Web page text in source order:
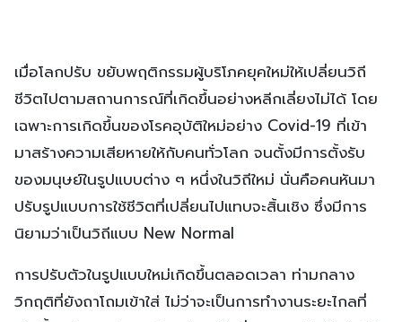
เมื่อโลกปรับ ขยับพฤติกรรมผู้บริโภคยุคใหม่ให้เปลี่ยนวิถี
ชีวิตไปตามสถานการณ์ที่เกิดขึ้นอย่างหลีกเลี่ยงไม่ได้ โดย
เฉพาะการเกิดขึ้นของโรคอุบัติใหม่อย่าง Covid-19 ที่เข้า
มาสร้างความเสียหายให้กับคนทั่วโลก จนตั้งมีการตั้งรับ
ของมนุษย์ในรูปแบบต่าง ๆ หนึ่งในวิถีใหม่ นั่นคือคนหันมา
ปรับรูปแบบการใช้ชีวิตที่เปลี่ยนไปแทบจะสิ้นเชิง ซึ่งมีการ
นิยามว่าเป็นวิถีแบบ New Normal
การปรับตัวในรูปแบบใหม่เกิดขึ้นตลอดเวลา ท่ามกลาง
วิกฤติที่ยังถาโถมเข้าใส่ ไม่ว่าจะเป็นการทำงานระยะไกลที่